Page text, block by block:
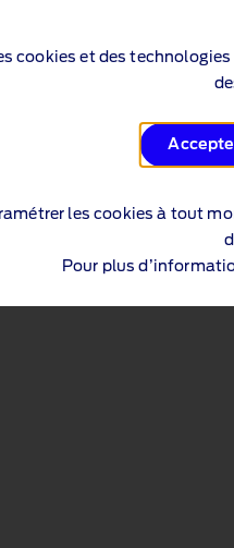
cookies et des
les cookies à tout
Pour plus